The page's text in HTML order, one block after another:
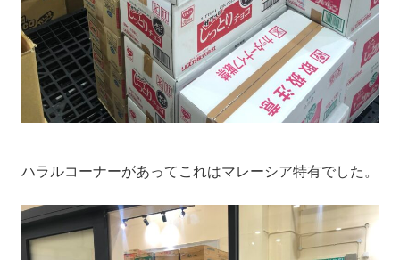
ハラルコーナーがあってこれはマレーシア特有でした。